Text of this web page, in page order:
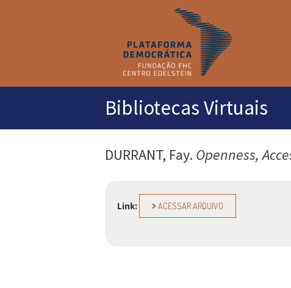
Bibliotecas Virtuais
DURRANT, Fay. Openness,
Link: ACESSAR ARQUIVO